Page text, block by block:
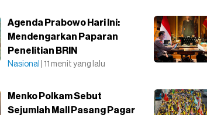
Agenda Prabowo Hari Ini:
Mendengarkan Paparan
Penelitian BRIN
Nasional | 11 menit yang lalu
Menko Polkam Sebut
Sejumlah Mall Pasang Pagar